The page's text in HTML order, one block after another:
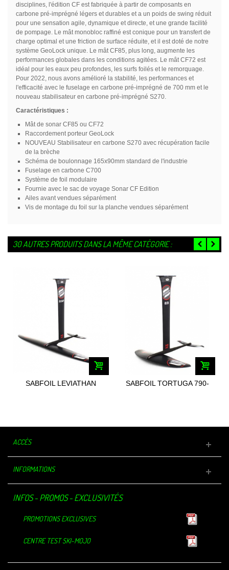
disciplines, l'édition CF est fabriquée à partir de composants en
carbone pré-imprégné légers et durables et a un poids de swing réduit
pour une sensation agile, dynamique et directe, et une grande facilité
de pompage. Le mât monobloc raffiné est conique pour un transfert de
charge optimal et une friction de surface réduite, et il est doté de notre
système GeoLock unique. Le mât CF85, plus long, augmente les
performances globales dans les conditions agitées. Le mât CF72 est
idéal pour les eaux peu profondes, les surfs foilés et le remorquage.
Pour 2022, nous avons amélioré la stabilité, les performances et
l'efficacité avec le fuselage en carbone pré-imprégné de 700 mm et le
nouveau stabilisateur en carbone pré-imprégné S270.
Caractéristiques :
Mât de sonar CF85 ou CF72
Raccordement porteur GeoLock
NOUVEAU Stabilisateur en carbone S270 avec récupération facile
de la brèche
Schéma de boulonnage 165x90mm standard de l'industrie
Fuselage en carbone C700
Système de foil modulaire
Fournie avec le sac de voyage Sonar CF Edition
Ailes avant vendues séparément
Vis de montage du foil sur la planche vendues séparément
30 AUTRES PRODUITS DANS LA MÊME CATÉGORIE :
SABFOIL LEVIATHAN
SABFOIL TORTUGA 790-
ACCÈS
INFORMATIONS
INFOS - PROMOS - EXCLUSIVITÉS
PROMOTIONS EXCLUSIVES
CENTRE TEST SKI-MOJO